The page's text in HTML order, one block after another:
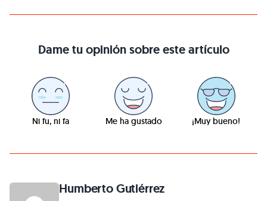
Dame tu opinión sobre este artículo
Ni fu, ni fa Me ha gustado ¡Muy bueno!
Humberto Gutiérrez